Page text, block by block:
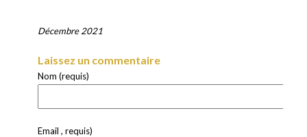
Décembre 2021
Laissez un commentaire
Nom (requis)
Email , requis)